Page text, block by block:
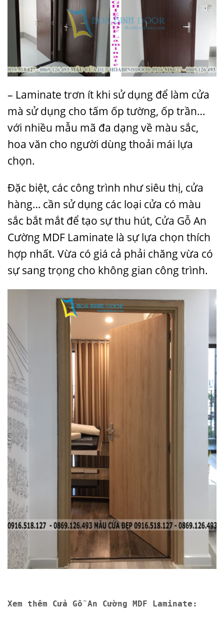
– Laminate trơn ít khi sử dụng để làm cửa
mà sử dụng cho tấm ốp tường, ốp trần…
với nhiều mẫu mã đa dạng về màu sắc,
hoa văn cho người dùng thoải mái lựa
chọn.
Đặc biệt, các công trình như siêu thị, cửa
hàng… cần sử dụng các loại cửa có màu
sắc bắt mắt để tạo sự thu hút, Cửa Gỗ An
Cường MDF Laminate là sự lựa chọn thích
hợp nhất. Vừa có giá cả phải chăng vừa có
sự sang trọng cho không gian công trình.
Xem thêm Cửa Gỗ An Cường MDF Laminate: